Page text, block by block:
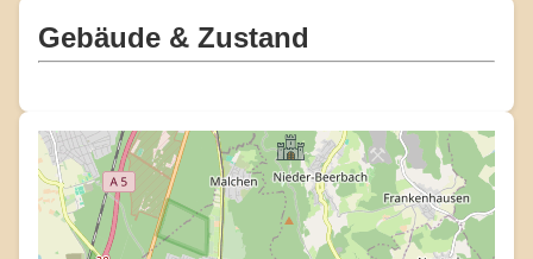
Gebäude & Zustand